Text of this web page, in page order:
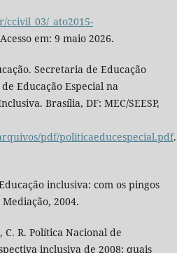
_ato2015-
em: 9 maio 2026.
Secretaria de Educação
Educação Especial na
Brasília, DF: MEC/SEESP,
pdf/politicaeducespecial.pdf.
inclusiva: com os pingos
2004.
C. R. Política Nacional de
inclusiva de 2008: quais